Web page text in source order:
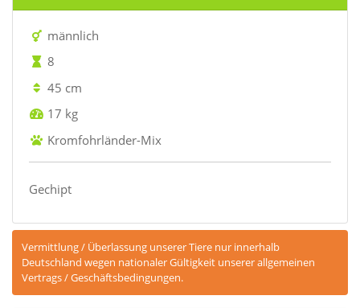
männlich
8
45 cm
17 kg
Kromfohrländer-Mix
Gechipt
Vermittlung / Überlassung unserer Tiere nur innerhalb
Deutschland wegen nationaler Gültigkeit unserer allgemeinen
Vertrags / Geschäftsbedingungen.